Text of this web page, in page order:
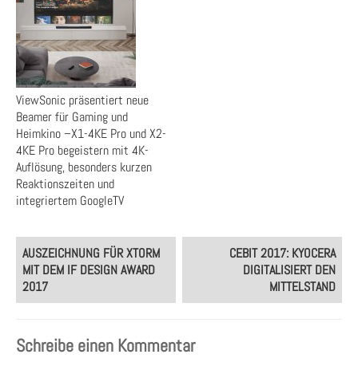
ViewSonic präsentiert neue
Beamer für Gaming und
Heimkino –X1-4KE Pro und X2-
4KE Pro begeistern mit 4K-
Auflösung, besonders kurzen
Reaktionszeiten und
integriertem GoogleTV
Post
navigation
AUSZEICHNUNG FÜR XTORM
MIT DEM IF DESIGN AWARD
2017
CEBIT 2017: KYOCERA
DIGITALISIERT DEN
MITTELSTAND
Schreibe einen Kommentar